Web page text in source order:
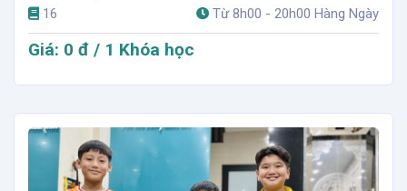
16 Từ 8h00 - 20h00 Hàng Ngày
Giá: 0 đ / 1 Khóa học